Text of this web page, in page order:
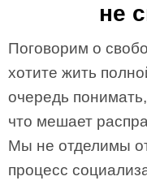
не
Поговорим о
хотите жить
очередь
что мешает
Мы не отделимы
процесс